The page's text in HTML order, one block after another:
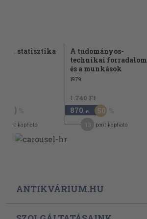
statisztika
50
pont kapható
A tudományos-
technikai forradalom
és a munkások
1979
1.740 Ft
870 ,-Ft 50
pont kapható
ANTIKVÁRIUM.HU